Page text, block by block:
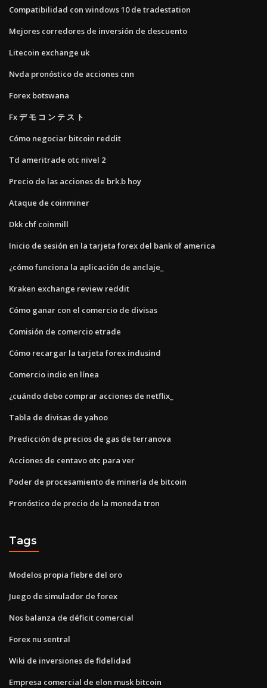
Compatibilidad con windows 10 de tradestation
Mejores corredores de inversión de descuento
Litecoin exchange uk
Nvda pronóstico de acciones cnn
Forex botswana
Fx デ モ コ ン テ ス ト
Cómo negociar bitcoin reddit
Td ameritrade otc nivel 2
Precio de las acciones de brk.b hoy
Ataque de coinminer
Dkk chf coinmill
Inicio de sesión en la tarjeta forex del bank of america
¿cómo funciona la aplicación de anclaje_
Kraken exchange review reddit
Cómo ganar con el comercio de divisas
Comisión de comercio etrade
Cómo recargar la tarjeta forex indusind
Comercio indio en línea
¿cuándo debo comprar acciones de netflix_
Tabla de divisas de yahoo
Predicción de precios de gas de terranova
Acciones de centavo otc para ver
Poder de procesamiento de minería de bitcoin
Pronóstico de precio de la moneda tron
Tags
Modelos propia fiebre del oro
Juego de simulador de forex
Nos balanza de déficit comercial
Forex nu sentral
Wiki de inversiones de fidelidad
Empresa comercial de elon musk bitcoin